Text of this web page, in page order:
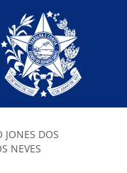
JONES DOS
NEVES